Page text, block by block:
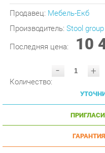
Производитель:
Stool group
Последняя цена: 10
- +
по г.
бесплатна при